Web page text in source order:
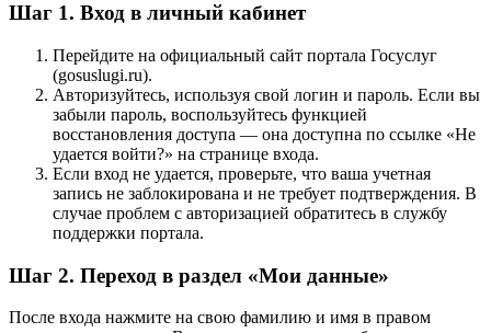
Шаг 1. Вход в личный кабинет
Перейдите на официальный сайт портала Госуслуг
(gosuslugi.ru).
Авторизуйтесь, используя свой логин и пароль. Если вы
забыли пароль, воспользуйтесь функцией
восстановления доступа — она доступна по ссылке «Не
удается войти?» на странице входа.
Если вход не удается, проверьте, что ваша учетная
запись не заблокирована и не требует подтверждения. В
случае проблем с авторизацией обратитесь в службу
поддержки портала.
Шаг 2. Переход в раздел «Мои данные»
После входа нажмите на свою фамилию и имя в правом